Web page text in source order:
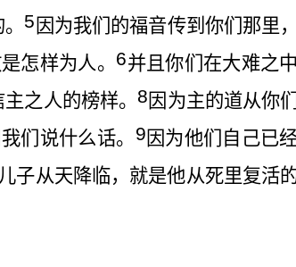
5 因为我们的福音传到你们那里
怎样为人。 6并且你们在大难之
之人的榜样。 8 因为主的道从你
们说什么话。 9 因为他们自己已
子从天降临，就是他从死里复活